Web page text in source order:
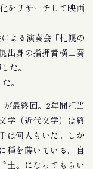
をリサーチして映画
よる演奏会「札幌の
出身の指揮者横山奏
た。
。
最終回。2年間担当
学（近代文学）は終
は何人もいた。しか
種を蒔いている。自
土〟になってもらい